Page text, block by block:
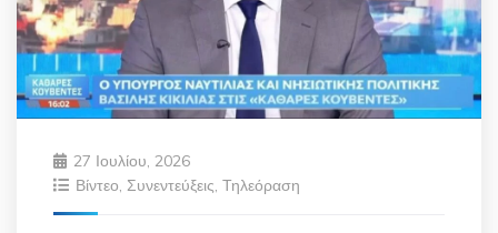
27 Ιουλίου, 2026
Βίντεο, Συνεντεύξεις, Τηλεόραση